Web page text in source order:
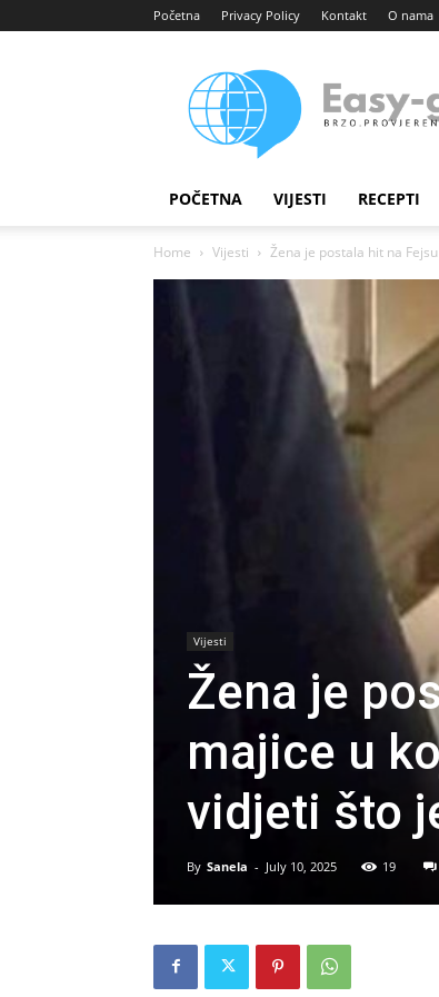
Početna Privacy Policy Kontakt O nama
portal
POČETNA VIJESTI RECEPTI
Home Vijesti Žena je postala hit na
Vijesti
Žena je
majice u
vidjeti što
By Sanela - July 10, 2025 19